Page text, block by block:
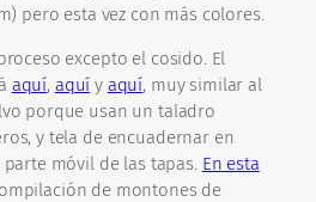
pero esta vez con más colores.
excepto el cosido. El
aquí, aquí y aquí, muy similar al
porque usan un taladro
y tela de encuadernar en
móvil de las tapas. En esta
de montones de